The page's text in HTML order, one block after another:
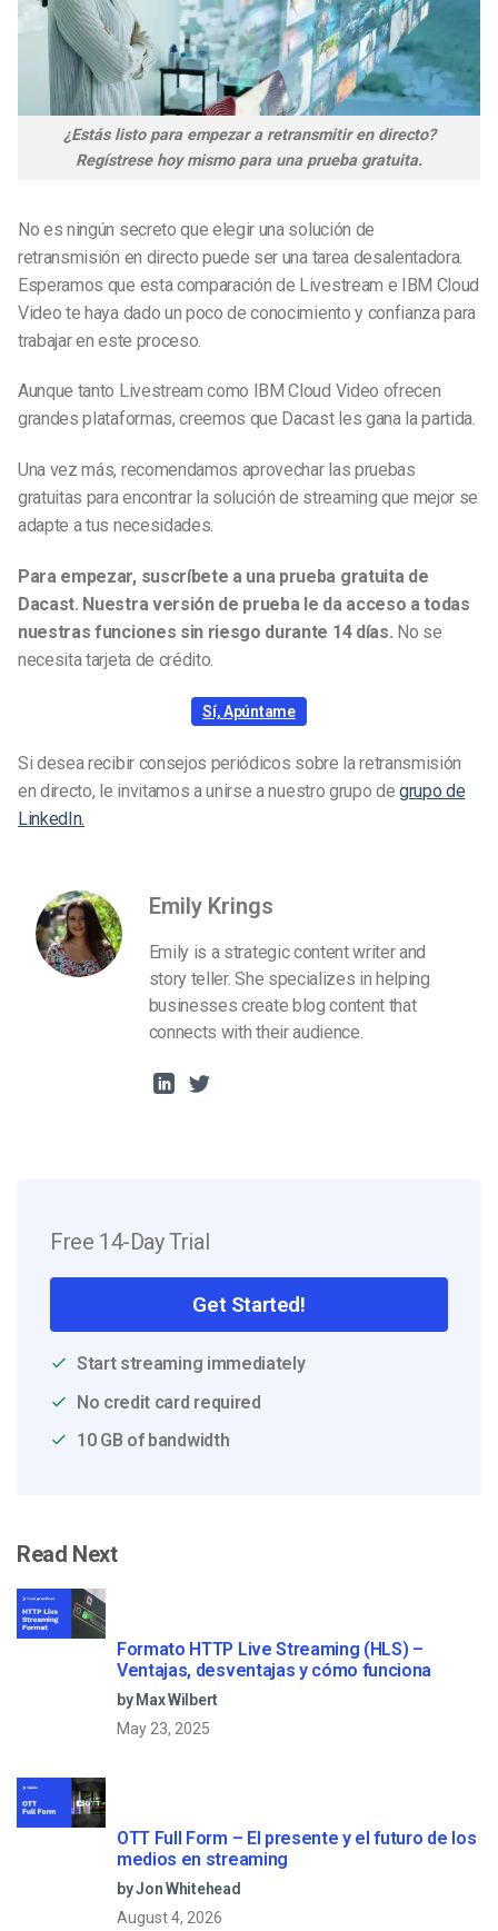
¿Estás listo para empezar a retransmitir en directo?
Regístrese hoy mismo para una prueba gratuita.
No es ningún secreto que elegir una solución de
retransmisión en directo puede ser una tarea desalentadora.
Esperamos que esta comparación de Livestream e IBM Cloud
Video te haya dado un poco de conocimiento y confianza para
trabajar en este proceso.
Aunque tanto Livestream como IBM Cloud Video ofrecen
grandes plataformas, creemos que Dacast les gana la partida.
Una vez más, recomendamos aprovechar las pruebas
gratuitas para encontrar la solución de streaming que mejor se
adapte a tus necesidades.
Para empezar, suscríbete a una prueba gratuita de
Dacast. Nuestra versión de prueba le da acceso a todas
nuestras funciones sin riesgo durante 14 días. No se
necesita tarjeta de crédito.
Sí, Apúntame
Si desea recibir consejos periódicos sobre la retransmisión
en directo, le invitamos a unirse a nuestro grupo degrupo de
LinkedIn.
Emily Krings
Emily is a strategic content writer and
story teller. She specializes in helping
businesses create blog content that
connects with their audience.
Free 14-Day Trial
Get Started!
Start streaming immediately
No credit card required
10 GB of bandwidth
Read Next
Formato HTTP Live Streaming (HLS) –
Ventajas, desventajas y cómo funciona
by Max Wilbert
May 23, 2025
OTT Full Form – El presente y el futuro de los
medios en streaming
by Jon Whitehead
August 4, 2026